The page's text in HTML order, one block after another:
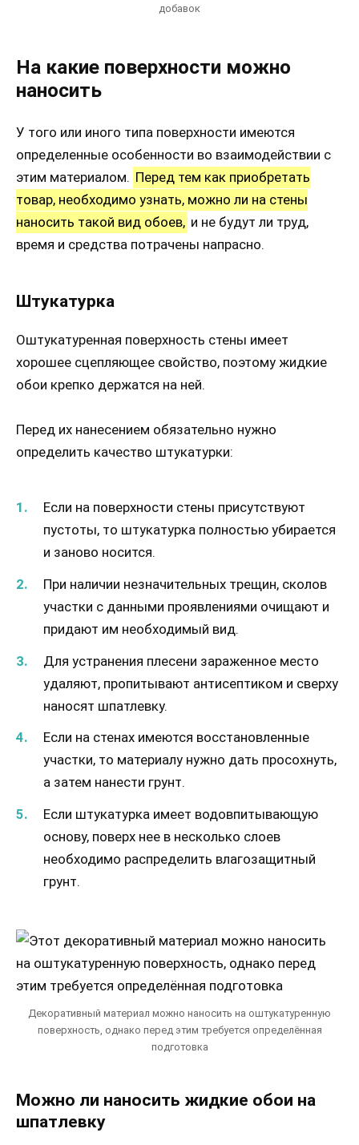
добавок
На какие поверхности можно
наносить
У того или иного типа поверхности имеются
определенные особенности во взаимодействии с
этим материалом. Перед тем как приобретать
товар, необходимо узнать, можно ли на стены
наносить такой вид обоев, и не будут ли труд,
время и средства потрачены напрасно.
Штукатурка
Оштукатуренная поверхность стены имеет
хорошее сцепляющее свойство, поэтому жидкие
обои крепко держатся на ней.
Перед их нанесением обязательно нужно
определить качество штукатурки:
Если на поверхности стены присутствуют
пустоты, то штукатурка полностью убирается
и заново носится.
При наличии незначительных трещин, сколов
участки с данными проявлениями очищают и
придают им необходимый вид.
Для устранения плесени зараженное место
удаляют, пропитывают антисептиком и сверху
наносят шпатлевку.
Если на стенах имеются восстановленные
участки, то материалу нужно дать просохнуть,
а затем нанести грунт.
Если штукатурка имеет водовпитывающую
основу, поверх нее в несколько слоев
необходимо распределить влагозащитный
грунт.
Декоративный материал можно наносить на оштукатуренную
поверхность, однако перед этим требуется определённая
подготовка
Можно ли наносить жидкие обои на
шпатлевку